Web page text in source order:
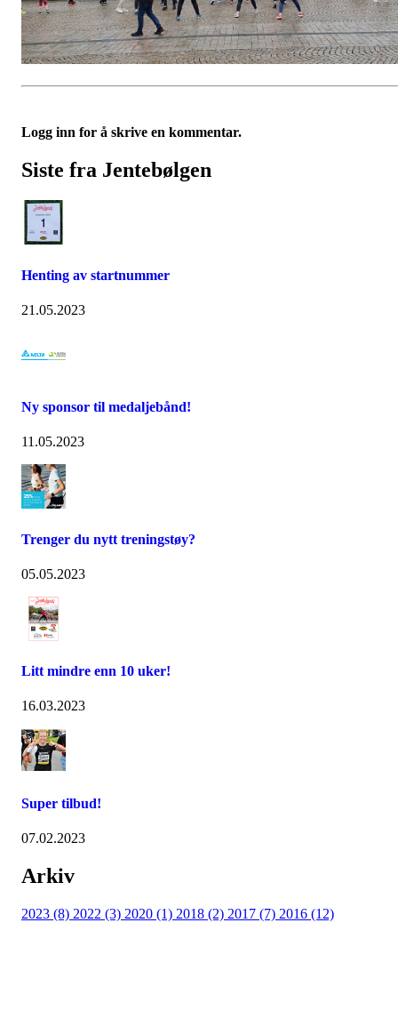
Logg inn for å skrive en kommentar.
Siste fra Jentebølgen
Henting av startnummer
21.05.2023
Ny sponsor til medaljebånd!
11.05.2023
Trenger du nytt treningstøy?
05.05.2023
Litt mindre enn 10 uker!
16.03.2023
Super tilbud!
07.02.2023
Arkiv
2023 (8) 2022 (3) 2020 (1) 2018 (2) 2017 (7) 2016 (12)